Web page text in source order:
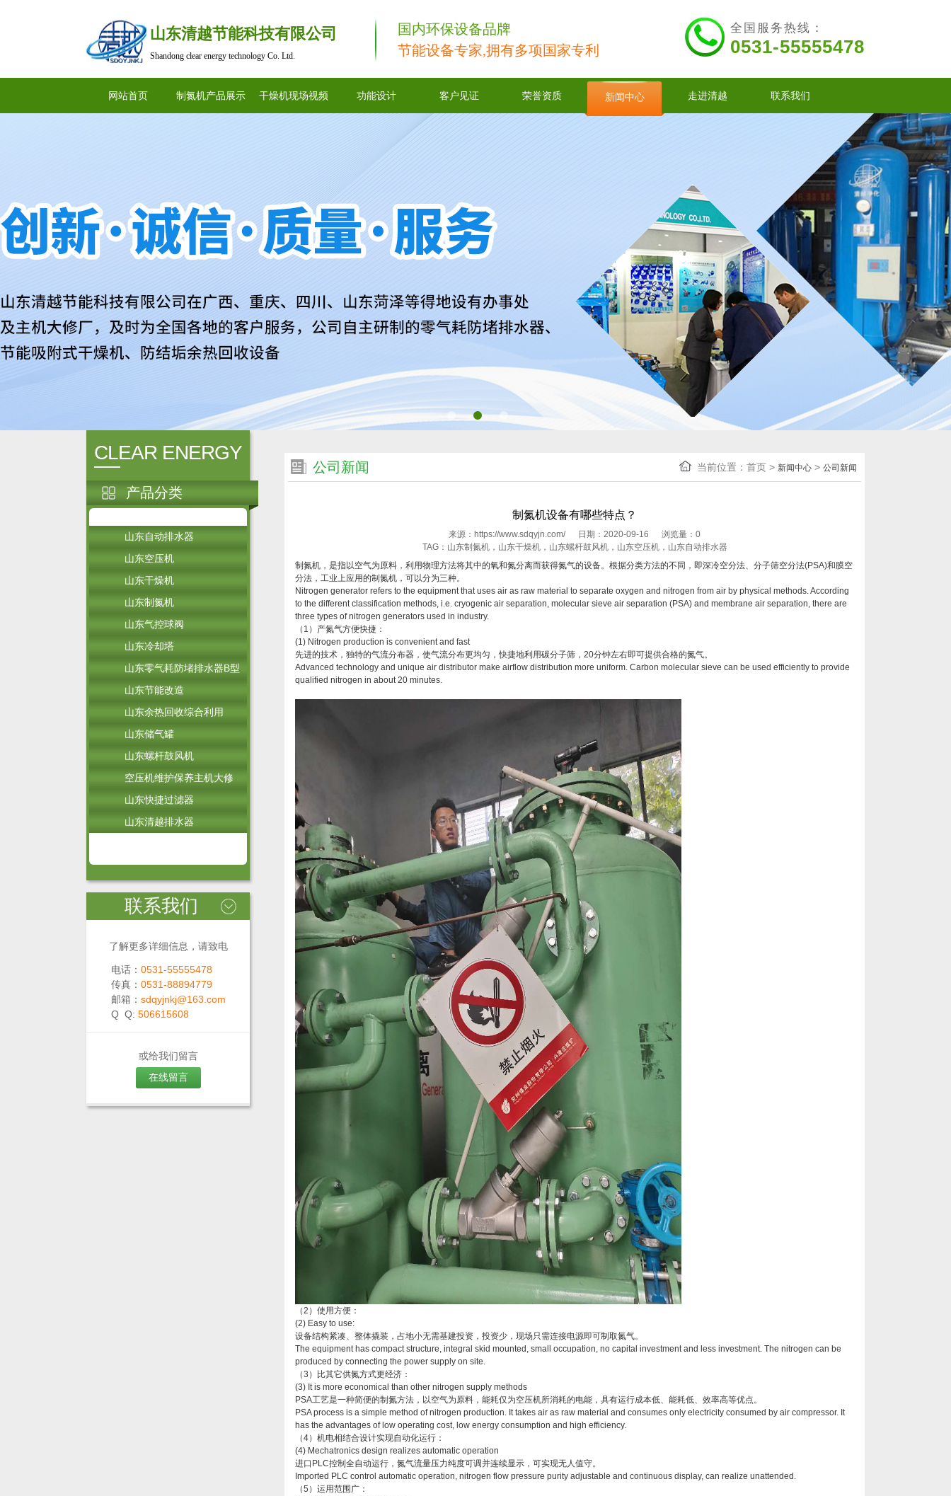
山东清越节能科技有限公司
Shandong clear energy technology Co. Ltd.
国内环保设备品牌
节能设备专家,拥有多项国家专利
全国服务热线：
0531-55555478
网站首页 制氮机产品展示 干燥机现场视频 功能设计 客户见证 荣誉资质 新闻中心 走进清越 联系我们
CLEAR ENERGY
产品分类
山东自动排水器
山东空压机
山东干燥机
山东制氮机
山东气控球阀
山东冷却塔
山东零气耗防堵排水器B型
山东节能改造
山东余热回收综合利用
山东储气罐
山东螺杆鼓风机
空压机维护保养主机大修
山东快捷过滤器
山东清越排水器
联系我们
了解更多详细信息，请致电
电话： 0531-55555478
传真： 0531-88894779
邮箱： sdqyjnkj@163.com
Q Q: 506615608
或给我们留言
在线留言
公司新闻 当前位置： 首页 > 新闻中心 > 公司新闻
制氮机设备有哪些特点？
来源：https://www.sdqyjn.com/ 日期：2020-09-16 浏览量： 0
TAG：山东制氮机，山东干燥机，山东螺杆鼓风机，山东空压机，山东自动排水器
制氮机，是指以空气为原料，利用物理方法将其中的氧和氮分离而获得氮气的设备。根据分类方法的不同，即深冷空分法、分子筛空分法(PSA)和膜空
分法，工业上应用的制氮机，可以分为三种。
Nitrogen generator refers to the equipment that uses air as raw material to separate oxygen and nitrogen from air by physical methods. According
to the different classification methods, i.e. cryogenic air separation, molecular sieve air separation (PSA) and membrane air separation, there are
three types of nitrogen generators used in industry.
（1）产氮气方便快捷：
(1) Nitrogen production is convenient and fast
先进的技术，独特的气流分布器，使气流分布更均匀，快捷地利用碳分子筛，20分钟左右即可提供合格的氮气。
Advanced technology and unique air distributor make airflow distribution more uniform. Carbon molecular sieve can be used efficiently to provide
qualified nitrogen in about 20 minutes.
（2）使用方便：
(2) Easy to use:
设备结构紧凑、整体撬装，占地小无需基建投资，投资少，现场只需连接电源即可制取氮气。
The equipment has compact structure, integral skid mounted, small occupation, no capital investment and less investment. The nitrogen can be
produced by connecting the power supply on site.
（3）比其它供氮方式更经济：
(3) It is more economical than other nitrogen supply methods
PSA工艺是一种简便的制氮方法，以空气为原料，能耗仅为空压机所消耗的电能，具有运行成本低、能耗低、效率高等优点。
PSA process is a simple method of nitrogen production. It takes air as raw material and consumes only electricity consumed by air compressor. It
has the advantages of low operating cost, low energy consumption and high efficiency.
（4）机电相结合设计实现自动化运行：
(4) Mechatronics design realizes automatic operation
进口PLC控制全自动运行，氮气流量压力纯度可调并连续显示，可实现无人值守。
Imported PLC control automatic operation, nitrogen flow pressure purity adjustable and continuous display, can realize unattended.
（5）运用范围广：